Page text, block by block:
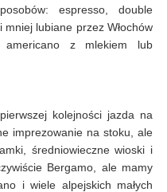
espresso, double
lubiane przez Włochów
americano z mlekiem lub
kolejności jazda na
imprezowanie na stoku, ale
średniowieczne wioski i
Bergamo, ale mamy
i wiele alpejskich małych